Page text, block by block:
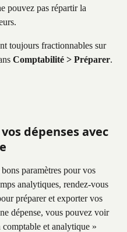
pouvez pas répartir la
toujours fractionnables sur
Comptabilité > Préparer.
dépenses avec
paramètres pour vos
analytiques, rendez-vous
préparer et exporter vos
dépense, vous pouvez voir
et analytique »